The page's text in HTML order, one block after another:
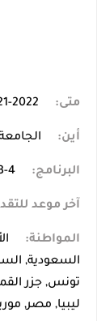
متى: 2022
أين: الجامعة
البرنامج: 3-4
آخر موعد
المواطنة:
السعودية,
تونس, جزر
ليبيا, مصر,